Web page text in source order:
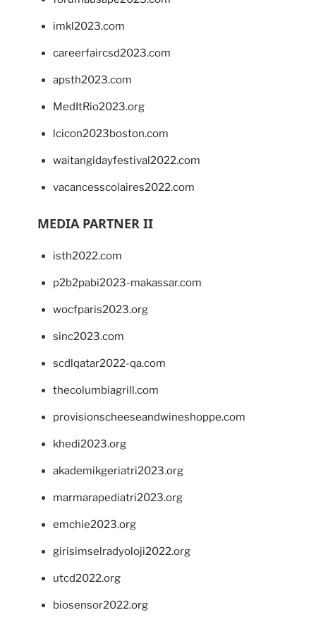
imkl2023.com
careerfaircsd2023.com
apsth2023.com
MedItRio2023.org
lcicon2023boston.com
waitangidayfestival2022.com
vacancesscolaires2022.com
MEDIA PARTNER II
isth2022.com
p2b2pabi2023-makassar.com
wocfparis2023.org
sinc2023.com
scdlqatar2022-qa.com
thecolumbiagrill.com
provisionscheeseandwineshoppe.com
khedi2023.org
akademikgeriatri2023.org
marmarapediatri2023.org
emchie2023.org
girisimselradyoloji2022.org
utcd2022.org
biosensor2022.org